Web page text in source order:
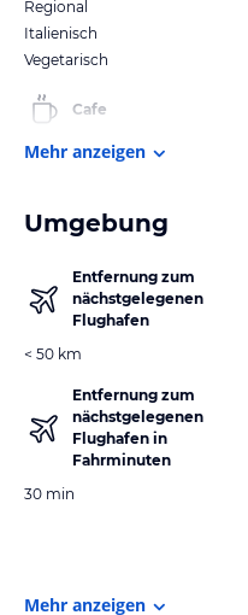
Regional
Italienisch
Vegetarisch
Cafe
Mehr anzeigen
Umgebung
Entfernung zum
nächstgelegenen
Flughafen
< 50 km
Entfernung zum
nächstgelegenen
Flughafen in
Fahrminuten
30 min
Mehr anzeigen